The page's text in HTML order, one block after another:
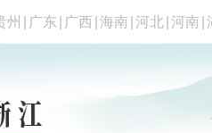
州 广东 广西 海南 河北 河南